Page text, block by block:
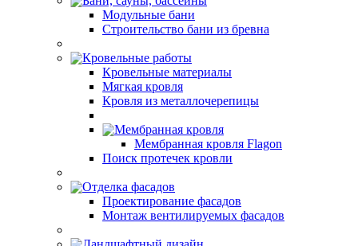
Модульные бани
Строительство бани из бревна
Кровельные работы
Кровельные материалы
Мягкая кровля
Кровля из металлочерепицы
Мембранная кровля
Мембранная кровля Flagon
Поиск протечек кровли
Отделка фасадов
Проектирование фасадов
Монтаж вентилируемых фасадов